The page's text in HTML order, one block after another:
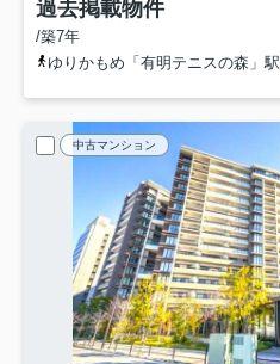
過去掲載物件
/築7年
ゆりかもめ「有明テニスの森」駅
中古マンション